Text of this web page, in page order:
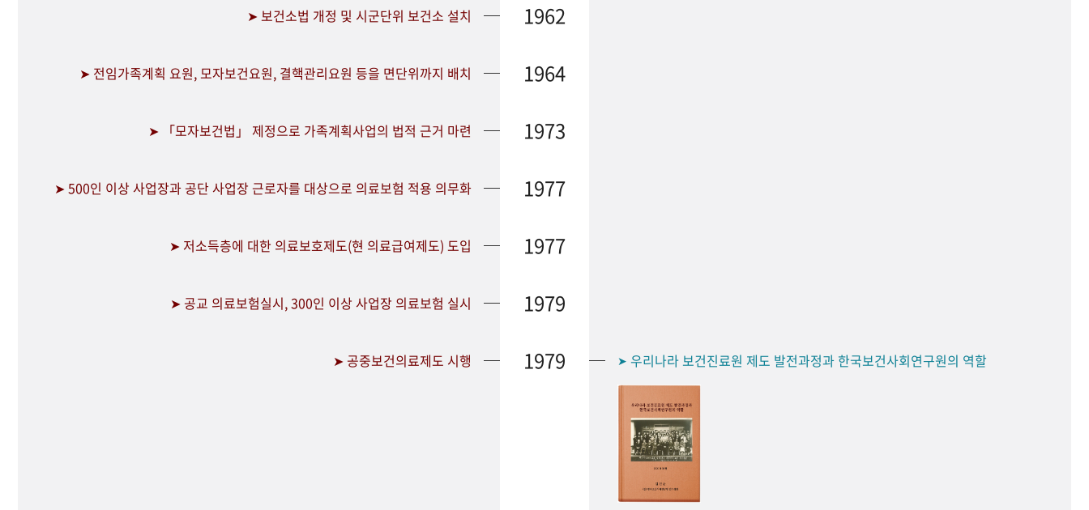
➤ 보건소법 개정 및 시군단위 보건소 설치 1962
➤ 전임가족계획 요원, 모자보건요원, 결핵관리요원 등을 면단위까지 배치 1964
➤ 「모자보건법」 제정으로 가족계획사업의 법적 근거 마련 1973
➤ 500인 이상 사업장과 공단 사업장 근로자를 대상으로 의료보험 적용 의무화 1977
➤ 저소득층에 대한 의료보호제도(현 의료급여제도) 도입 1977
➤ 공교 의료보험실시, 300인 이상 사업장 의료보험 실시 1979
➤ 공중보건의료제도 시행 1979 ➤ 우리나라 보건진료원 제도 발전과정과 한국보건사회연구원의 역할